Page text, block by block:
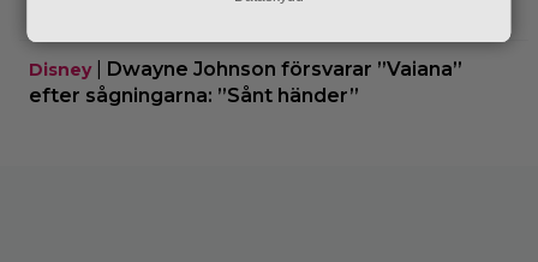
Disney| Dwayne Johnson försvarar ”Vaiana”
efter sågningarna: ”Sånt händer”